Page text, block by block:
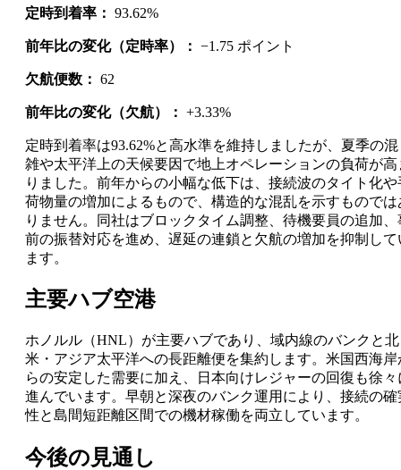
定時到着率： 93.62%
前年比の変化（定時率）： −1.75 ポイント
欠航便数： 62
前年比の変化（欠航）： +3.33%
定時到着率は93.62%と高水準を維持しましたが、夏季の混
雑や太平洋上の天候要因で地上オペレーションの負荷が高
りました。前年からの小幅な低下は、接続波のタイト化や
荷物量の増加によるもので、構造的な混乱を示すものでは
りません。同社はブロックタイム調整、待機要員の追加、
前の振替対応を進め、遅延の連鎖と欠航の増加を抑制して
ます。
主要ハブ空港
ホノルル（HNL）が主要ハブであり、域内線のバンクと北
米・アジア太平洋への長距離便を集約します。米国西海岸
らの安定した需要に加え、日本向けレジャーの回復も徐々
進んでいます。早朝と深夜のバンク運用により、接続の確
性と島間短距離区間での機材稼働を両立しています。
今後の見通し